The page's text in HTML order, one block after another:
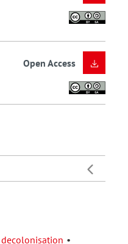
Open Access
decolonisation